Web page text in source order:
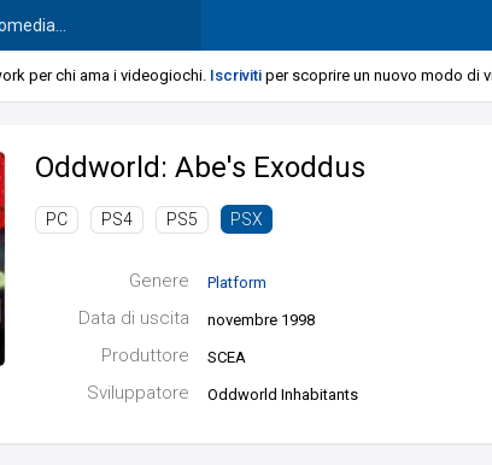
per chi ama i videogiochi. Iscriviti per scoprire un nuovo modo di
Oddworld: Abe's Exoddus
PC PS4 PS5 PSX
Genere Platform
Data di uscita novembre 1998
Produttore SCEA
Sviluppatore Oddworld Inhabitants